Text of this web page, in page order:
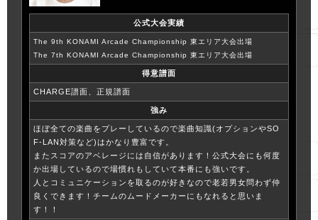
公式大会実績
The 9th KONAMI Arcade Championship 東エリア大会出場
The 7th KONAMI Arcade Championship 東エリア大会出場
得意譜面
CHARGE譜面、正規譜面
強み
ほぼ全ての楽曲をプレーしているので楽曲知識(オプションやSO
F-LAN対策など)はかなり豊富です。
またスコアのアベレージには自信があります！公式大会にも何度
か出場しているので場慣れもしていて本番にも強いです。
人とコミュニケーションを取るのが好きなので老若男女問わず仲
良くできます！チームのムードメーカーにもなれると思いま
す！！